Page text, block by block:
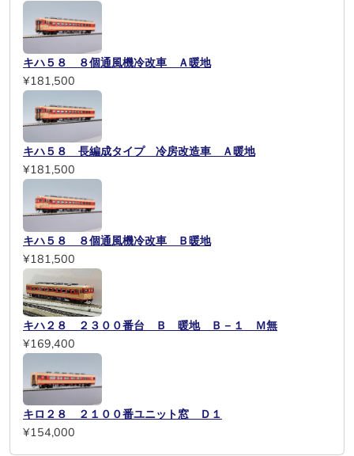
キハ５８ ８個通風機冷改車 Ａ暖地
¥181,500
キハ５８ 長編成タイプ 冷房改造車 Ａ暖地
¥181,500
キハ５８ ８個通風機冷改車 Ｂ暖地
¥181,500
キハ２８ ２３００番台 Ｂ 暖地 Ｂ－１ Ｍ無
¥169,400
キロ２８ ２１００番ユニット窓 Ｄ１
¥154,000